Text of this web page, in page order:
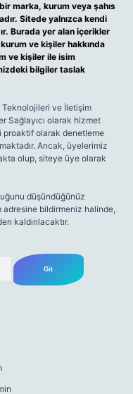
marka, kurum veya şahıs
Sitede yalnızca kendi
Burada yer alan içerikler
ve kişiler hakkında
ve kişiler ile isim
bilgiler taslak
Teknolojileri ve İletişim
Sağlayıcı olarak hizmet
proaktif olarak denetleme
Ancak, üyelerimiz
olup, siteye üye olarak
düşündüğünüz
adresine bildirmeniz halinde,
kaldırılacaktır.